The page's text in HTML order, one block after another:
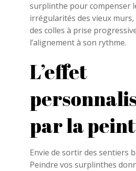
surplinthe pour compenser
irrégularités des vieux
des colles à prise
l’alignement à son rythme.
L’effet
par la
Envie de sortir des sentiers
Peindre vos surplinthes